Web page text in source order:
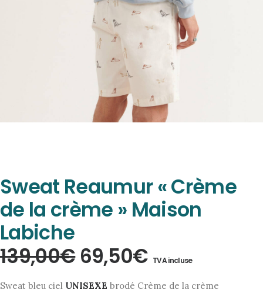
Sweat Reaumur « Crème
de la crème » Maison
Labiche
139,00€ Le
prix
69,50€Le
prix
TVA incluse
Sweat bleu ciel UNISEXE brodé Crème de la crème